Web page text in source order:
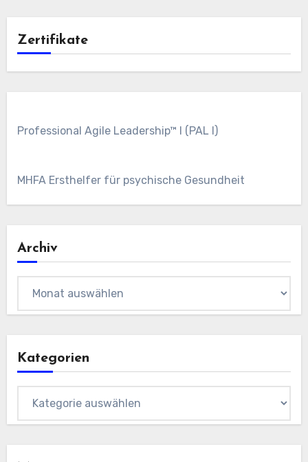
Zertifikate
Professional Agile Leadership™ I (PAL I)
MHFA Ersthelfer für psychische Gesundheit
Archiv
Kategorien